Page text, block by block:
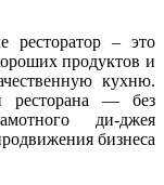
ресторатор – это
продуктов и
кухню.
ресторана — без
ди-джея
бизнеса